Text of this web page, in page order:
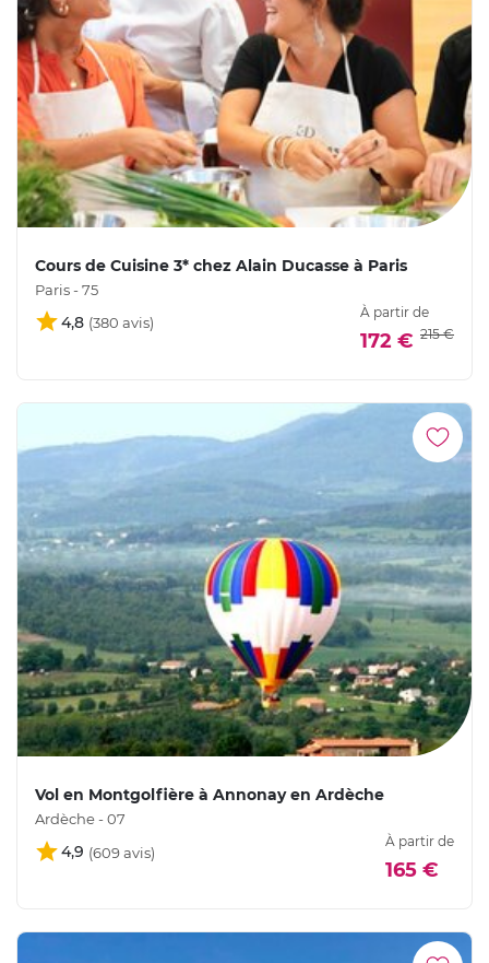
Cours de Cuisine 3* chez Alain Ducasse à Paris
Paris - 75
4,8
À partir de
172 € 215 €
Vol en Montgolfière à Annonay en Ardèche
Ardèche - 07
4,9
À partir de
165 €